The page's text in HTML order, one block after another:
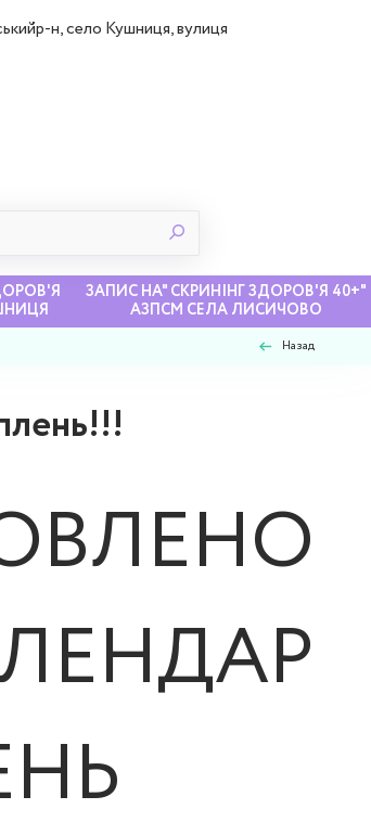
н, село Кушниця, вулиця
ЗАПИС НА" СКРИНІНГ ЗДОРОВ'Я 40+"
АЗПСМ СЕЛА ЛИСИЧОВО
Назад